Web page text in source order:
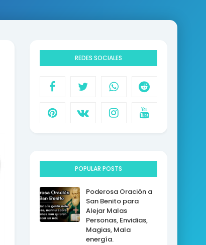
REDES SOCIALES
POPULAR POSTS
Poderosa Oración a
San Benito para
Alejar Malas
Personas, Envidias,
Magias, Mala
energía.